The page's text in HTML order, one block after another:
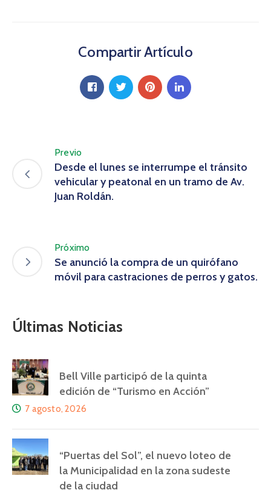
Compartir Artículo
Previo
Desde el lunes se interrumpe el tránsito
vehicular y peatonal en un tramo de Av.
Juan Roldán.
Próximo
Se anunció la compra de un quirófano
móvil para castraciones de perros y gatos.
Últimas Noticias
Bell Ville participó de la quinta
edición de “Turismo en Acción”
7 agosto, 2026
“Puertas del Sol”, el nuevo loteo de
la Municipalidad en la zona sudeste
de la ciudad